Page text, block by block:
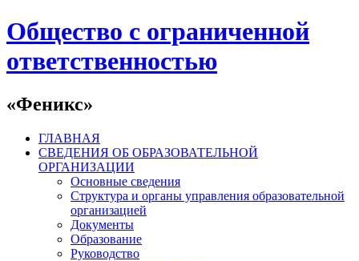
Общество с ограниченной
ответственностью
«Феникс»
ГЛАВНАЯ
СВЕДЕНИЯ ОБ ОБРАЗОВАТЕЛЬНОЙ
ОРГАНИЗАЦИИ
Основные сведения
Структура и органы управления образовательной
организацией
Документы
Образование
Руководство